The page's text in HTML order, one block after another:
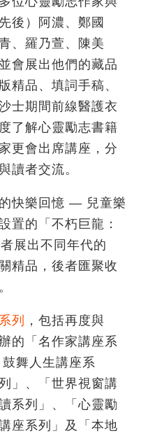
後）阿濃、鄭國
、羅乃萱、陳美
會展出他們的藏品
精品、填詞手稿、
士期間前線醫護衣
了解心靈勵志書籍
更會出席講座，分
讀者交流。
快樂回憶 — 兒童樂
置的「不朽巨龍：
展出不同年代的
精品，後者匯聚收
列
，包括再度與
的「名作家講座系
舞人生講座系
」、「世界視窗講
系列」、「心靈勵
座系列」及「本地